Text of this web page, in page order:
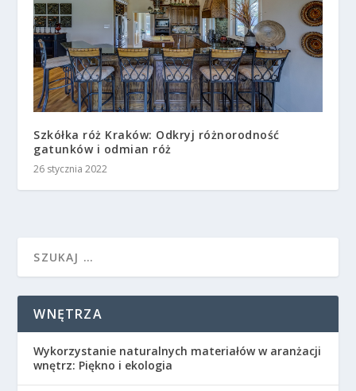
Szkółka róż Kraków: Odkryj różnorodność
gatunków i odmian róż
26 stycznia 2022
WNĘTRZA
Wykorzystanie naturalnych materiałów w aranżacji
wnętrz: Piękno i ekologia